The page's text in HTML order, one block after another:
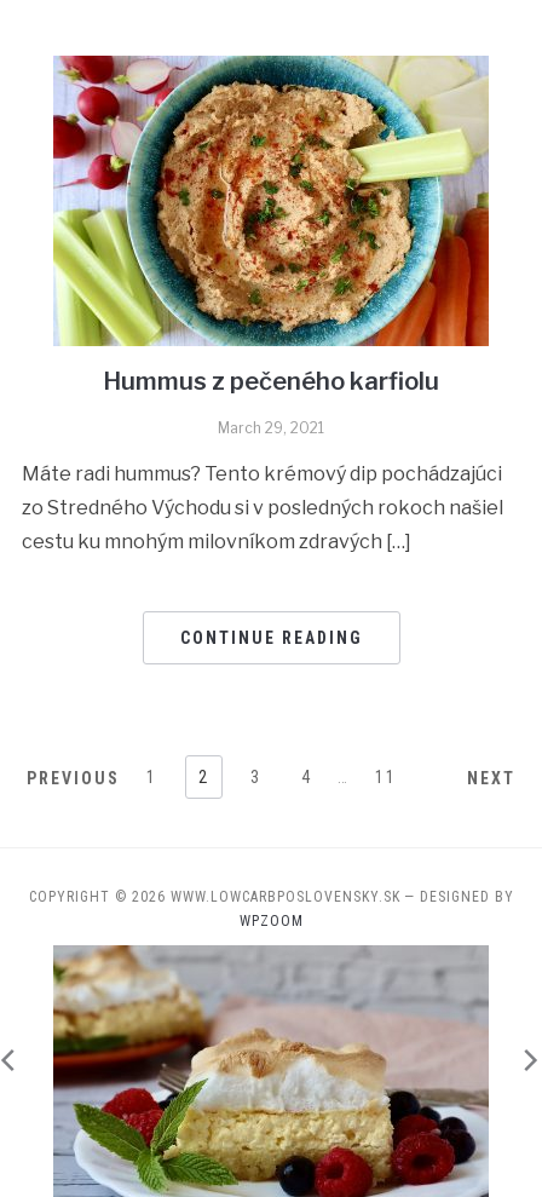
Hummus z pečeného karfiolu
March 29, 2021
Máte radi hummus? Tento krémový dip pochádzajúci
zo Stredného Východu si v posledných rokoch našiel
cestu ku mnohým milovníkom zdravých […]
CONTINUE READING
PREVIOUS 1 2 3 4 11 NEXT
COPYRIGHT © 2026 WWW.LOWCARBPOSLOVENSKY.SK — DESIGNED BY
WPZOOM